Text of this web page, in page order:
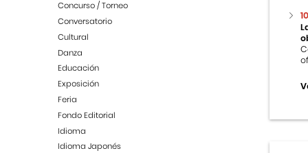
Concurso / Torneo
Conversatorio
Cultural
Danza
Educación
Exposición
Feria
Fondo Editorial
Idioma
Idioma Japonés